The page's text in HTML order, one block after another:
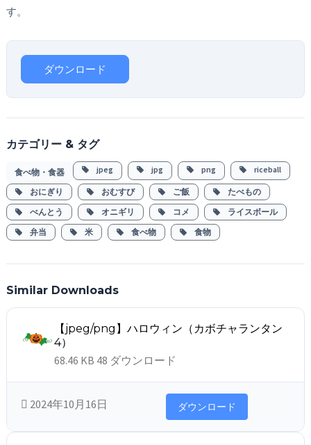
す。
ダウンロード
カテゴリー & タグ
食べ物・食器 jpeg jpg png riceball
おにぎり おむすび ご飯
たべもの
べんとう
オニギリ コメ
ライスボール
弁当
米 食べ物 食物
Similar Downloads
【jpeg/png】ハロウィン（カボチャランタン
4）
68.46 KB 48 ダウンロード
2024年10月16日 ダウンロード